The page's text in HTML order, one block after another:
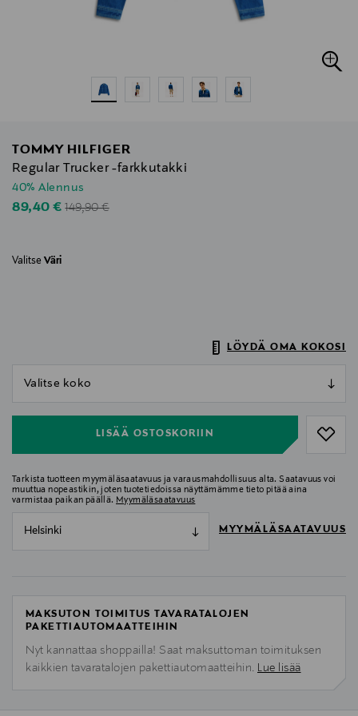
TOMMY HILFIGER
Regular Trucker -farkkutakki
40% Alennus
Discounted Price
89,40 €Original Price
149,90 €
Valitse Väri
LÖYDÄ OMA KOKOSI
LISÄÄ OSTOSKORIIN
Tarkista tuotteen myymäläsaatavuus ja varausmahdollisuus alta. Saatavuus voi
muuttua nopeastikin, joten tuotetiedoissa näyttämämme tieto pitää aina
varmistaa paikan päällä. Myymäläsaatavuus
Helsinki MYYMÄLÄSAATAVUUS
MAKSUTON TOIMITUS TAVARATALOJEN
PAKETTIAUTOMAATTEIHIN
Nyt kannattaa shoppailla! Saat maksuttoman toimituksen
kaikkien tavaratalojen pakettiautomaatteihin. Lue lisää